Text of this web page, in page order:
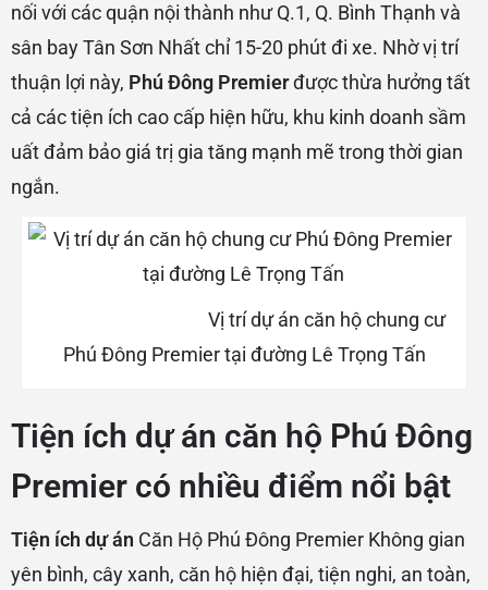
nối với các quận nội thành như Q.1, Q. Bình Thạnh và
sân bay Tân Sơn Nhất chỉ 15-20 phút đi xe. Nhờ vị trí
thuận lợi này, Phú Đông Premierđược thừa hưởng tất
cả các tiện ích cao cấp hiện hữu, khu kinh doanh sầm
uất đảm bảo giá trị gia tăng mạnh mẽ trong thời gian
ngắn.
Vị trí dự án căn hộ chung cư
Phú Đông Premier tại đường Lê Trọng Tấn
Tiện ích dự án căn hộ Phú Đông
Premier có nhiều điểm nổi bật
Tiện ích dự án Căn Hộ Phú Đông Premier Không gian
yên bình, cây xanh, căn hộ hiện đại, tiện nghi, an toàn,